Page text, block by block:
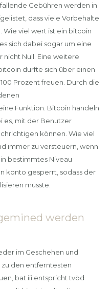
Gebühren werden in
dass viele Vorbehalte
Wie viel wert ist ein bitcoin
sich dabei sogar um eine
nicht Null. Eine weitere
durfte sich über einen
Prozent freuen. Durch die
Funktion. Bitcoin handeln
es, mit der Benutzer
können. Wie viel
immer zu versteuern, wenn
bestimmtes Niveau
konto gesperrt, sodass der
müsste.
werden
im Geschehen und
den entferntesten
bat iii entspricht tvöd